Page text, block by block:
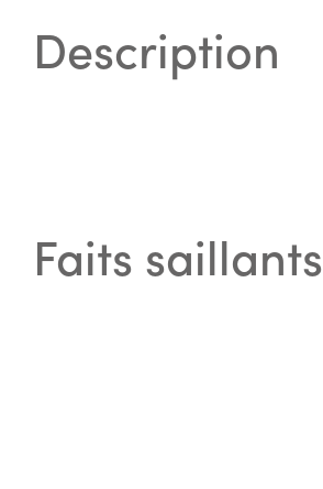
Description
Faits saillants